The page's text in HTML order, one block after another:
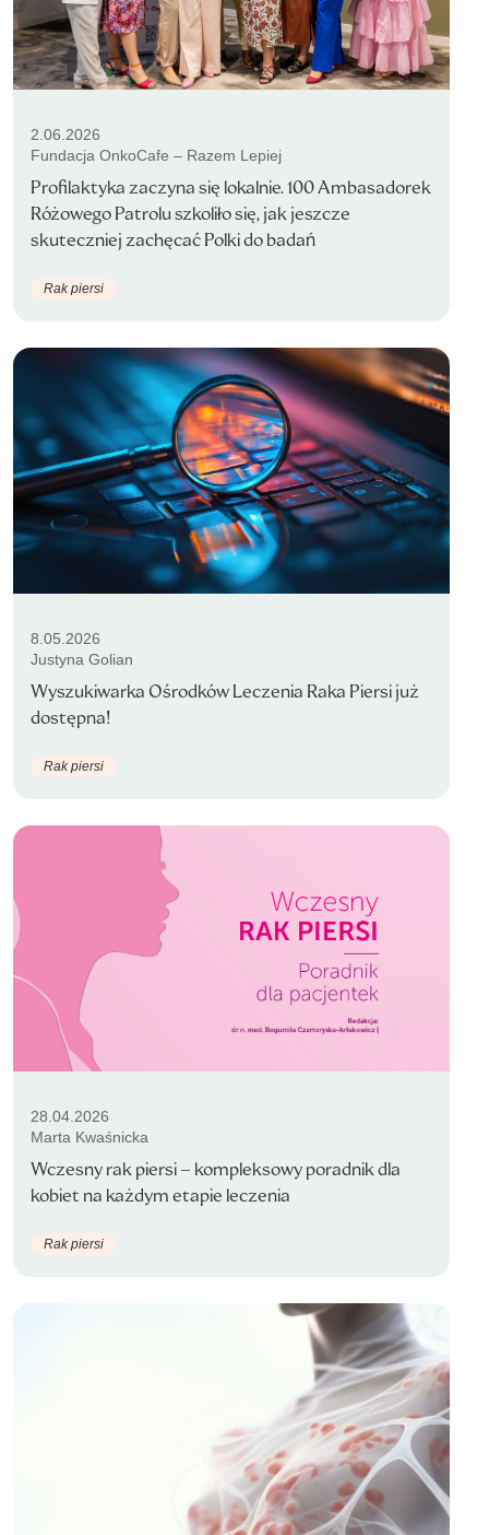
2.06.2026
Fundacja OnkoCafe – Razem Lepiej
Profilaktyka zaczyna się lokalnie. 100 Ambasadorek
Różowego Patrolu szkoliło się, jak jeszcze
skuteczniej zachęcać Polki do badań
Rak piersi
8.05.2026
Justyna Golian
Wyszukiwarka Ośrodków Leczenia Raka Piersi już
dostępna!
Rak piersi
28.04.2026
Marta Kwaśnicka
Wczesny rak piersi – kompleksowy poradnik dla
kobiet na każdym etapie leczenia
Rak piersi